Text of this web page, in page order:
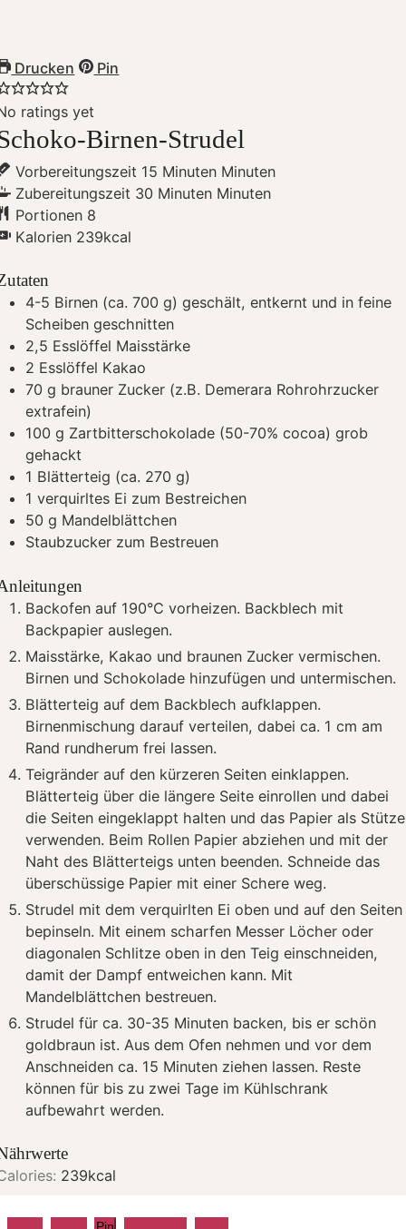
Drucken Pin
ratings yet
Birnen-Strudel
Vorbereitungszeit 15 Minuten Minuten
Zubereitungszeit 30 Minuten Minuten
Portionen 8
Kalorien 239kcal
4-5 Birnen (ca. 700 g) geschält, entkernt und in feine
Scheiben geschnitten
2,5 Esslöffel Maisstärke
2 Esslöffel Kakao
70 g brauner Zucker (z.B. Demerara Rohrohrzucker
extrafein)
100 g Zartbitterschokolade (50-70% cocoa) grob
gehackt
1 Blätterteig (ca. 270 g)
1 verquirltes Ei zum Bestreichen
50 g Mandelblättchen
Staubzucker zum Bestreuen
Backofen auf 190°C vorheizen. Backblech mit
Backpapier auslegen.
Maisstärke, Kakao und braunen Zucker vermischen.
Birnen und Schokolade hinzufügen und untermischen.
Blätterteig auf dem Backblech aufklappen.
Birnenmischung darauf verteilen, dabei ca. 1 cm am
Rand rundherum frei lassen.
Teigränder auf den kürzeren Seiten einklappen.
Blätterteig über die längere Seite einrollen und dabei
die Seiten eingeklappt halten und das Papier als Stütze
verwenden. Beim Rollen Papier abziehen und mit der
Naht des Blätterteigs unten beenden. Schneide das
überschüssige Papier mit einer Schere weg.
Strudel mit dem verquirlten Ei oben und auf den Seiten
bepinseln. Mit einem scharfen Messer Löcher oder
diagonalen Schlitze oben in den Teig einschneiden,
damit der Dampf entweichen kann. Mit
Mandelblättchen bestreuen.
Strudel für ca. 30-35 Minuten backen, bis er schön
goldbraun ist. Aus dem Ofen nehmen und vor dem
Anschneiden ca. 15 Minuten ziehen lassen. Reste
können für bis zu zwei Tage im Kühlschrank
aufbewahrt werden.
239kcal